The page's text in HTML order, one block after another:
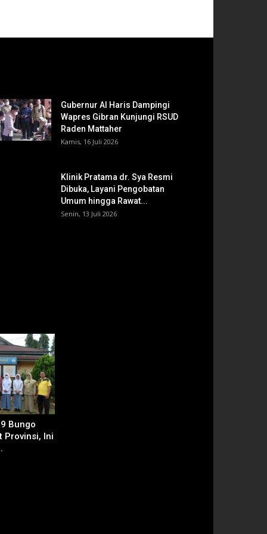
Gubernur Al Haris Dampingi
Wapres Gibran Kunjungi RSUD
Raden Mattaher
Kamis, 16 Juli 2026
Klinik Pratama dr. Sya Resmi
Dibuka, Layani Pengobatan
Umum hingga Rawat...
Senin, 13 Juli 2026
Bungo
Provinsi, Ini